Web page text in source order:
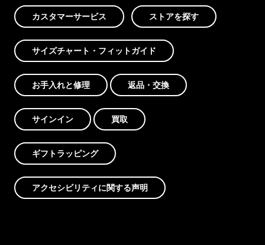
カスタマーサービス ストアを探す
サイズチャート・フィットガイド
お手入れと修理 返品・交換
サインイン 買取
ギフトラッピング
アクセシビリティに関する声明